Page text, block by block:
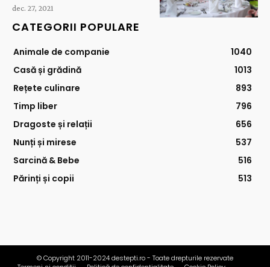
dec. 27, 2021
CATEGORII POPULARE
Animale de companie
1040
Casă și grădină
1013
Rețete culinare
893
Timp liber
796
Dragoste și relații
656
Nunți și mirese
537
Sarcină & Bebe
516
Părinți și copii
513
© Copyright 2011-2024 destepti.ro - Toate drepturile rezervate